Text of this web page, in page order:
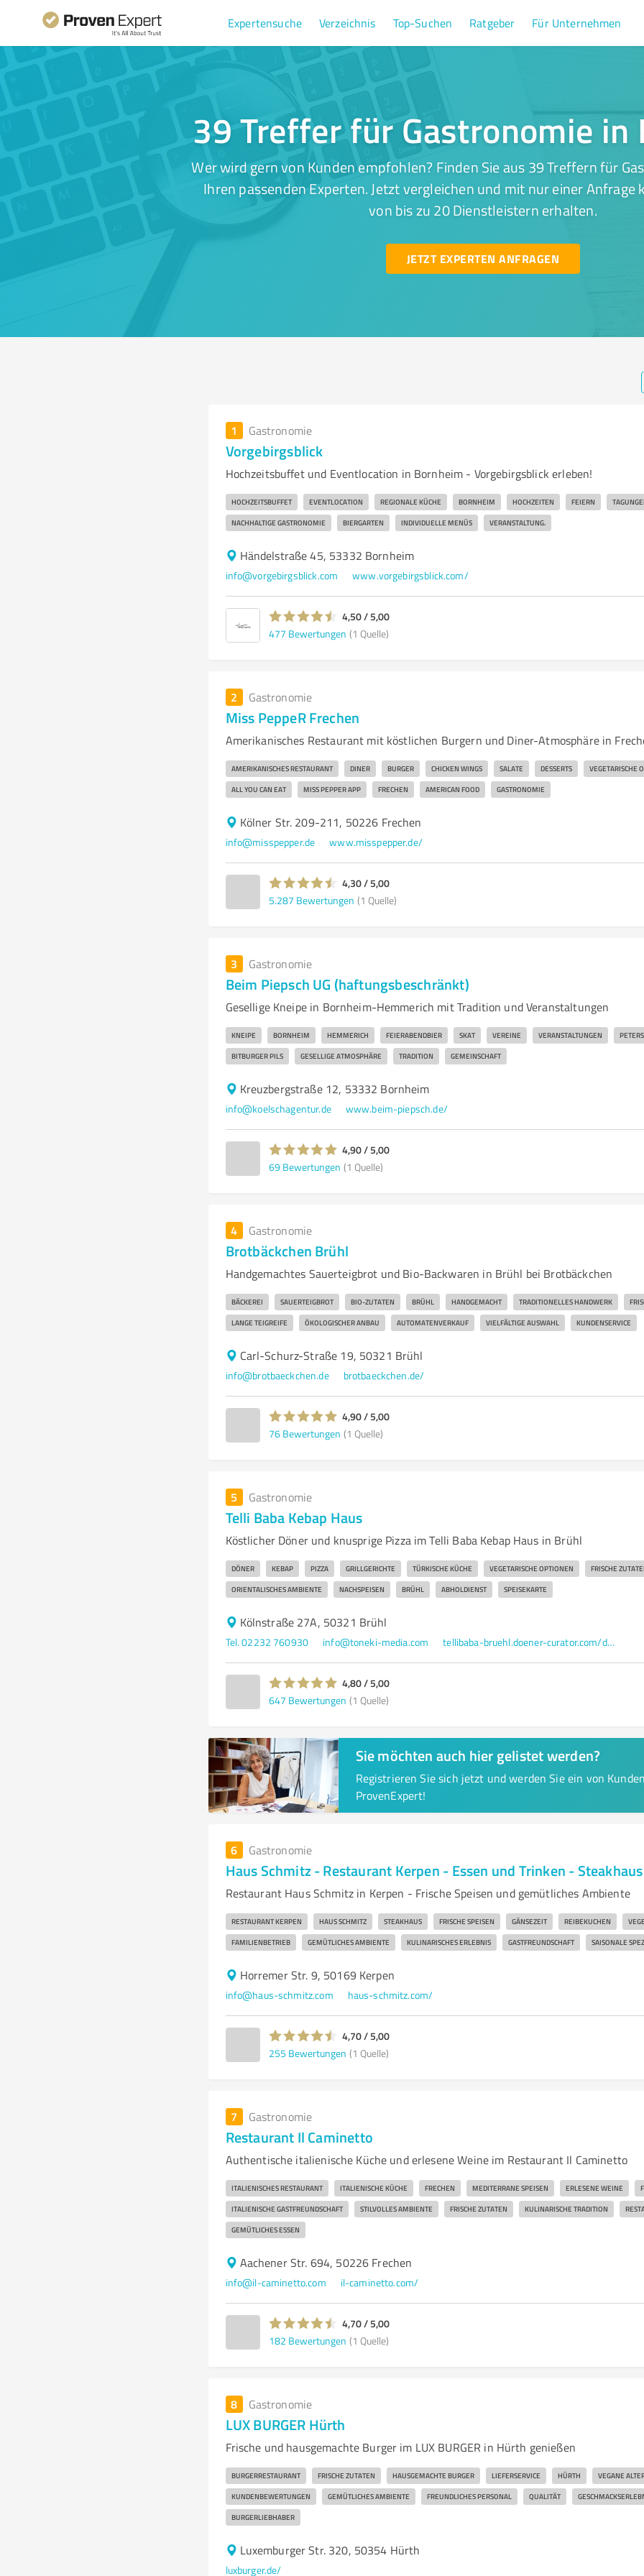
Expertensuche Verzeichnis Top-Suchen Ratgeber Für Unternehmen
39 Treffer für Gastronomie
Wer wird gern von Kunden empfohlen? Finden Sie aus 39 Treffern für
Ihren passenden Experten. Jetzt vergleichen und mit nur einer Anfrage
von bis zu 20 Dienstleistern erhalten.
JETZT EXPERTEN ANFRAGEN
1 Gastronomie
Vorgebirgsblick
Hochzeitsbuffet und Eventlocation in Bornheim - Vorgebirgsblick erleben!
HOCHZEITSBUFFET EVENTLOCATION REGIONALE KÜCHE BORNHEIM HOCHZEITEN FEIERN
NACHHALTIGE GASTRONOMIE BIERGARTEN INDIVIDUELLE MENÜS VERANSTALTUNG.
Händelstraße 45, 53332 Bornheim
info@vorgebirgsblick.com www.vorgebirgsblick.com/
4,50 / 5,00
477 Bewertungen (1 Quelle)
2 Gastronomie
Miss PeppeR Frechen
Amerikanisches Restaurant mit köstlichen Burgern und Diner-Atmosphäre in
AMERIKANISCHES RESTAURANT DINER BURGER CHICKEN WINGS SALATE DESSERTS VEGETARISCHE
ALL YOU CAN EAT MISS PEPPER APP FRECHEN AMERICAN FOOD GASTRONOMIE
Kölner Str. 209-211, 50226 Frechen
info@misspepper.de www.misspepper.de/
4,30 / 5,00
5.287 Bewertungen (1 Quelle)
3 Gastronomie
Beim Piepsch UG (haftungsbeschränkt)
Gesellige Kneipe in Bornheim-Hemmerich mit Tradition und Veranstaltungen
KNEIPE BORNHEIM HEMMERICH FEIERABENDBIER SKAT VEREINE VERANSTALTUNGEN
BITBURGER PILS GESELLIGE ATMOSPHÄRE TRADITION GEMEINSCHAFT
Kreuzbergstraße 12, 53332 Bornheim
info@koelschagentur.de www.beim-piepsch.de/
4,90 / 5,00
69 Bewertungen (1 Quelle)
4 Gastronomie
Brotbäckchen Brühl
Handgemachtes Sauerteigbrot und Bio-Backwaren in Brühl bei Brotbäckchen
BÄCKEREI SAUERTEIGBROT BIO-ZUTATEN BRÜHL HANDGEMACHT TRADITIONELLES HANDWERK
LANGE TEIGREIFE ÖKOLOGISCHER ANBAU AUTOMATENVERKAUF VIELFÄLTIGE AUSWAHL KUNDENSERVICE
Carl-Schurz-Straße 19, 50321 Brühl
info@brotbaeckchen.de brotbaeckchen.de/
4,90 / 5,00
76 Bewertungen (1 Quelle)
5 Gastronomie
Telli Baba Kebap Haus
Köstlicher Döner und knusprige Pizza im Telli Baba Kebap Haus in Brühl
DÖNER KEBAP PIZZA GRILLGERICHTE TÜRKISCHE KÜCHE VEGETARISCHE OPTIONEN FRISCHE
ORIENTALISCHES AMBIENTE NACHSPEISEN BRÜHL ABHOLDIENST SPEISEKARTE
Kölnstraße 27A, 50321 Brühl
Tel. 02232 760930 info@toneki-media.com tellibaba-bruehl.doener-curator.com/de/
4,80 / 5,00
647 Bewertungen (1 Quelle)
Sie möchten auch hier gelistet werden?
Registrieren Sie sich jetzt und werden Sie ein von
ProvenExpert!
6 Gastronomie
Haus Schmitz - Restaurant Kerpen - Essen und Trinken - Steakhaus
Restaurant Haus Schmitz in Kerpen - Frische Speisen und gemütliches Ambiente
RESTAURANT KERPEN HAUS SCHMITZ STEAKHAUS FRISCHE SPEISEN GÄNSEZEIT REIBEKUCHEN
FAMILIENBETRIEB GEMÜTLICHES AMBIENTE KULINARISCHES ERLEBNIS GASTFREUNDSCHAFT SAISONALE
Horremer Str. 9, 50169 Kerpen
info@haus-schmitz.com haus-schmitz.com/
4,70 / 5,00
255 Bewertungen (1 Quelle)
7 Gastronomie
Restaurant Il Caminetto
Authentische italienische Küche und erlesene Weine im Restaurant Il Caminetto
ITALIENISCHES RESTAURANT ITALIENISCHE KÜCHE FRECHEN MEDITERRANE SPEISEN ERLESENE WEINE
ITALIENISCHE GASTFREUNDSCHAFT STILVOLLES AMBIENTE FRISCHE ZUTATEN KULINARISCHE TRADITION
GEMÜTLICHES ESSEN
Aachener Str. 694, 50226 Frechen
info@il-caminetto.com il-caminetto.com/
4,70 / 5,00
182 Bewertungen (1 Quelle)
8 Gastronomie
LUX BURGER Hürth
Frische und hausgemachte Burger im LUX BURGER in Hürth genießen
BURGERRESTAURANT FRISCHE ZUTATEN HAUSGEMACHTE BURGER LIEFERSERVICE HÜRTH VEGANE
KUNDENBEWERTUNGEN GEMÜTLICHES AMBIENTE FREUNDLICHES PERSONAL QUALITÄT
BURGERLIEBHABER
Luxemburger Str. 320, 50354 Hürth
luxburger.de/